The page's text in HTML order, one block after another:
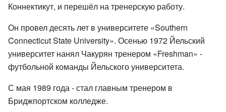
Коннектикут, и перешёл на тренерскую работу.
Он провел десять лет в университете «Southern
Connecticut State University». Осенью 1972 Йельский
университет нанял Чакурян тренером «Freshman» -
футбольной команды Йельского университета.
С мая 1989 года - стал главным тренером в
Бриджпортском колледже.